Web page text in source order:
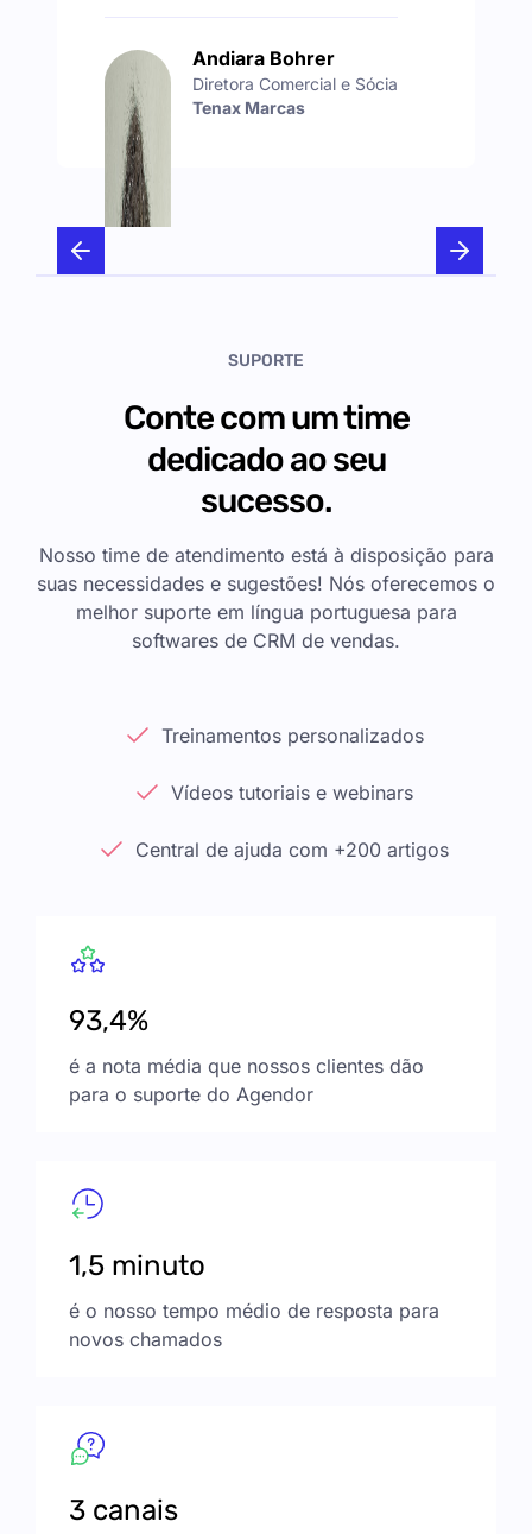
Andiara Bohrer
Diretora Comercial e Sócia
Tenax Marcas
SUPORTE
Conte com um time
dedicado ao seu
sucesso.
Nosso time de atendimento está à disposição para
suas necessidades e sugestões! Nós oferecemos o
melhor suporte em língua portuguesa para
softwares de CRM de vendas.
Treinamentos personalizados
Vídeos tutoriais e webinars
Central de ajuda com +200 artigos
93,4%
é a nota média que nossos clientes dão
para o suporte do Agendor
1,5 minuto
é o nosso tempo médio de resposta para
novos chamados
3 canais